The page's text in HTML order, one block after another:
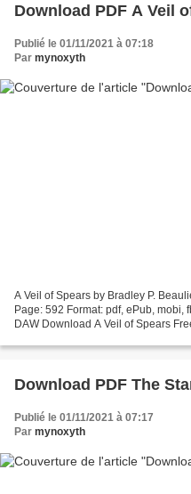
Download PDF A Veil
Publié le 01/11/2021 à 07:18
Par mynoxyth
A Veil of Spears by Bradley P.
Page: 592 Format: pdf, ePub,
DAW Download A Veil of Spears
Download PDF The
Publié le 01/11/2021 à 07:17
Par mynoxyth